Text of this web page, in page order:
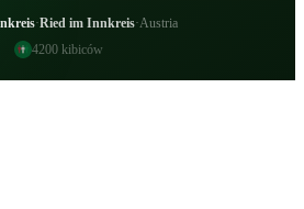
·Ried im Innkreis·Austria
4200kibiców